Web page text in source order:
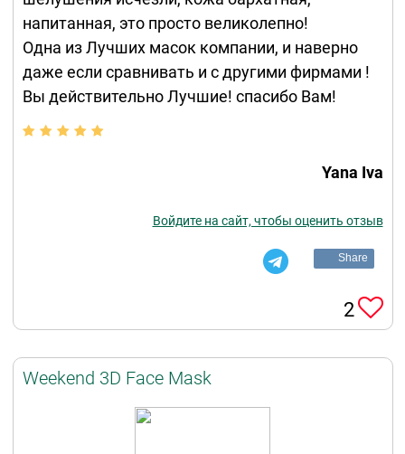
напитанная, это просто великолепно!
Одна из Лучших масок компании, и наверно
даже если сравнивать и с другими фирмами !
Вы действительно Лучшие! спасибо Вам!
Yana Iva
Войдите на сайт, чтобы оценить отзыв
Share
2
Weekend 3D Face Mask